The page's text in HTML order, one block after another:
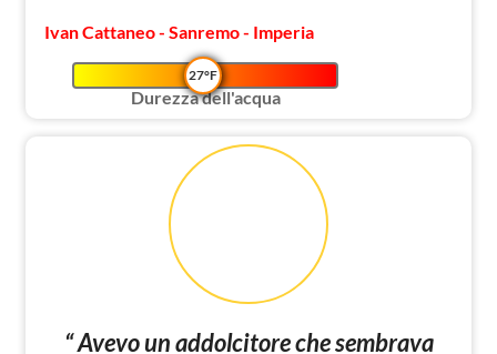
Ivan Cattaneo - Sanremo - Imperia
27°F
Durezza dell'acqua
“ Avevo un addolcitore che sembrava